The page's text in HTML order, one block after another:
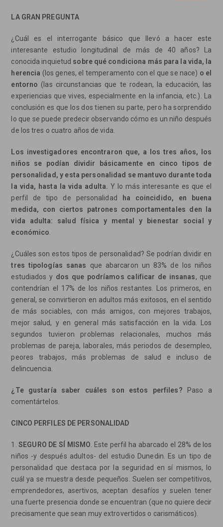
LA GRAN PREGUNTA
¿Cuál es el interrogante básico que llevó a hacer este
interesante estudio longitudinal de más de 40 años? La
conocida inquietud sobre qué condiciona más para la vida, la
herencia (los genes, el temperamento con el que se nace) o el
entorno (las circunstancias que te rodean, la educación, las
experiencias que vives, especialmente en la infancia, etc.). La
conclusión es que los dos tienen su parte, pero ha sorprendido
lo que se puede predecir observando cómo es un niño después
de los tres o cuatro años de vida.
Los investigadores encontraron que, a los tres años, los
niños se podían dividir básicamente en cinco tipos de
personalidad, y esta personalidad se mantuvo durante toda
la vida, hasta la vida adulta. Y lo más interesante es que el
perfil de tipo de personalidad
ha coincidido, en buena
medida, con ciertos patrones comportamentales den la
vida adulta: salud física y mental y bienestar social y
económico
¿Cuáles son estos tipos de personalidad? Se podrían dividir en
tres tipologías sanas que abarcaron un 83% de los niños
estudiados y dos que podríamos calificar de insanas, que
contendrían el 17% de los niños restantes. Los primeros, en
general, se convirtieron en adultos más exitosos, en el sentido
de más sociables, con más amigos, con mejores trabajos,
mejor salud, y en general más satisfacción en la vida. Los
segundos tuvieron problemas relacionales, muchos más
problemas de pareja, laborales, más periodos de desempleo,
peores trabajos, más problemas de salud e incluso de
delincuencia.
¿Te gustaría saber cuáles son estos perfiles? Paso a
comentártelos.
CINCO PERFILES DE PERSONALIDAD
1.SEGURO DE SÍ MISMO . Este perfil ha abarcado el 28% de los
niños -y después adultos- del estudio Dunedin. Es un tipo de
personalidad que destaca por la seguridad en sí mismos, lo
cuál ya se muestra desde pequeños. Suelen ser competitivos,
emprendedores, asertivos, aceptan desafíos y suelen tener
una fuerte presencia donde se encuentran (que no quiere decir
precisamente que sean muy extrovertidos o carismáticos).